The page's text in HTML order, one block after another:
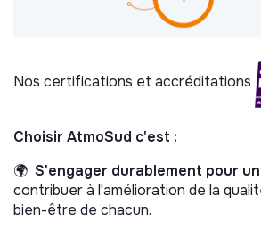
Nos certifications et accréditations
Choisir AtmoSud c'est :
🌍 S'engager durablement pour
contribuer à l'amélioration de la
bien-être de chacun.